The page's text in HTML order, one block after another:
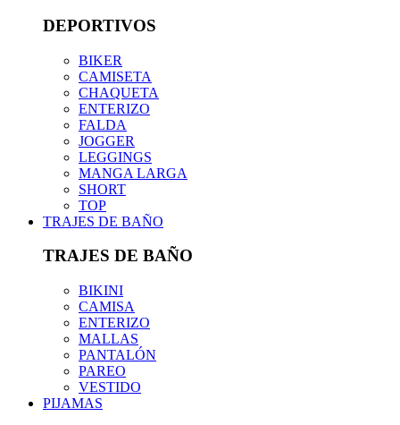
DEPORTIVOS
BIKER
CAMISETA
CHAQUETA
ENTERIZO
FALDA
JOGGER
LEGGINGS
MANGA LARGA
SHORT
TOP
TRAJES DE BAÑO
TRAJES DE BAÑO
BIKINI
CAMISA
ENTERIZO
MALLAS
PANTALÓN
PAREO
VESTIDO
PIJAMAS